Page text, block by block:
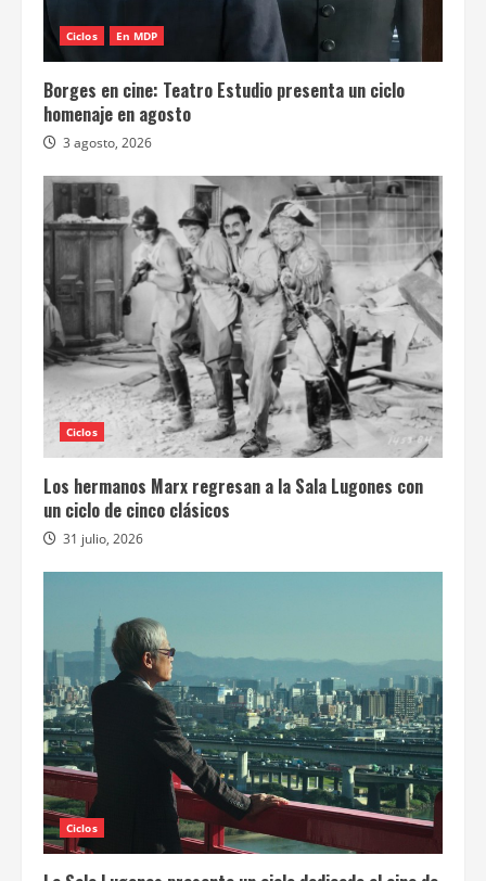
Ciclos En MDP
Borges en cine: Teatro Estudio presenta un ciclo
homenaje en agosto
3 agosto, 2026
Ciclos
Los hermanos Marx regresan a la Sala Lugones con
un ciclo de cinco clásicos
31 julio, 2026
Ciclos